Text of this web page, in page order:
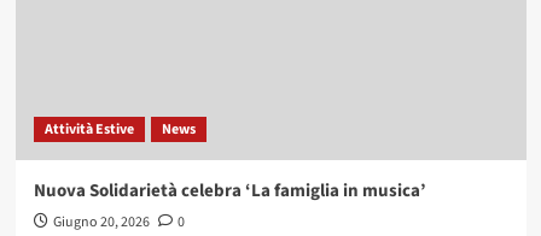
Attività Estive News
Nuova Solidarietà celebra ‘La famiglia in musica’
Giugno 20, 2026 0